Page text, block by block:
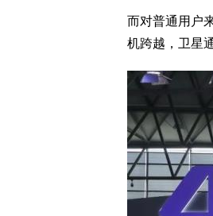
而对普通用户
机跨越，卫星